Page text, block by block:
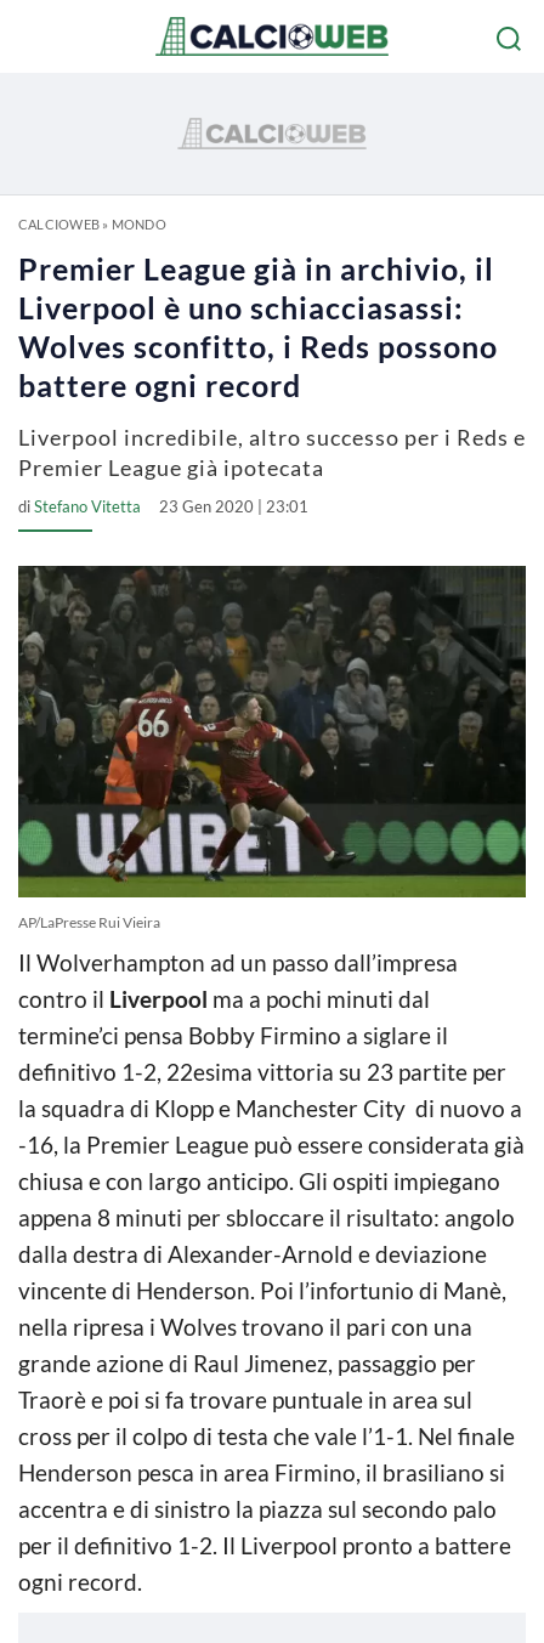
CALCIOWEB» MONDO
Premier League già in archivio, il
Liverpool è uno schiacciasassi:
Wolves sconfitto, i Reds possono
battere ogni record
Liverpool incredibile, altro successo per i Reds e
Premier League già ipotecata
diStefano Vitetta 23 Gen 2020 | 23:01
AP/LaPresse Rui Vieira
Il Wolverhampton ad un passo dall’impresa
contro il Liverpool ma a pochi minuti dal
termine’ci pensa Bobby Firmino a siglare il
definitivo 1-2, 22esima vittoria su 23 partite per
la squadra di Klopp e Manchester City di nuovo a
-16, la Premier League può essere considerata già
chiusa e con largo anticipo. Gli ospiti impiegano
appena 8 minuti per sbloccare il risultato: angolo
dalla destra di Alexander-Arnold e deviazione
vincente di Henderson. Poi l’infortunio di Manè,
nella ripresa i Wolves trovano il pari con una
grande azione di Raul Jimenez, passaggio per
Traorè e poi si fa trovare puntuale in area sul
cross per il colpo di testa che vale l’1-1. Nel finale
Henderson pesca in area Firmino, il brasiliano si
accentra e di sinistro la piazza sul secondo palo
per il definitivo 1-2. Il Liverpool pronto a battere
ogni record.